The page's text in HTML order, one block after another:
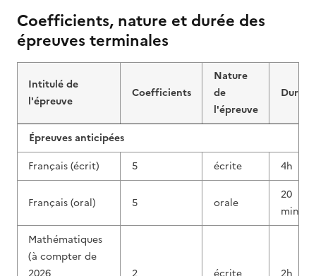
Coefficients, nature et durée des
épreuves terminales
Intitulé de
l'épreuve
Coefficients
Nature
de
l'épreuve
Durée
Épreuves anticipées
Français (écrit)
5 écrite 4h
Français (oral) 5 orale
20
min
Mathématiques
(à compter de